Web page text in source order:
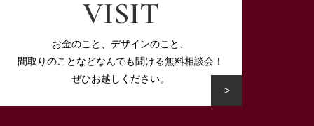
お金のこと、デザインのこと、
間取りのことなどなんでも聞ける無料相談会！
ぜひお越しください。